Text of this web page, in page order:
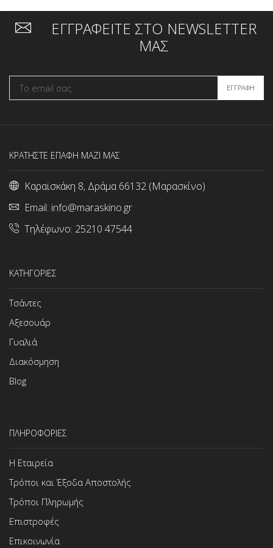
ΕΓΓΡΑΦΕΙΤΕ ΣΤΟ NEWSLETTER
ΜΑΣ
ΚΡΑΤΗΣΤΕ ΕΠΑΦΗ ΜΑΖΙ ΜΑΣ
Καραϊσκάκη 8, Δράμα 66132 (Μαρασκίνο)
Email: info@maraskino.gr
Τηλέφωνο: 25210 47544
ΚΑΤΗΓΟΡΙΕΣ
Τσάντες
Αξεσουάρ
Γυαλιά
Διακόσμηση
Blog
ΠΛΗΡΟΦΟΡΙΕΣ
Η Εταιρεία
Τρόποι και Έξοδα Αποστολής
Τρόποι Πληρωμής
Επιστροφές
Επικοινωνία